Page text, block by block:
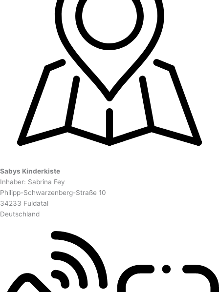
Sabys Kinderkiste
Inhaber: Sabrina Fey
Philipp-Schwarzenberg-Straße 10
34233 Fuldatal
Deutschland